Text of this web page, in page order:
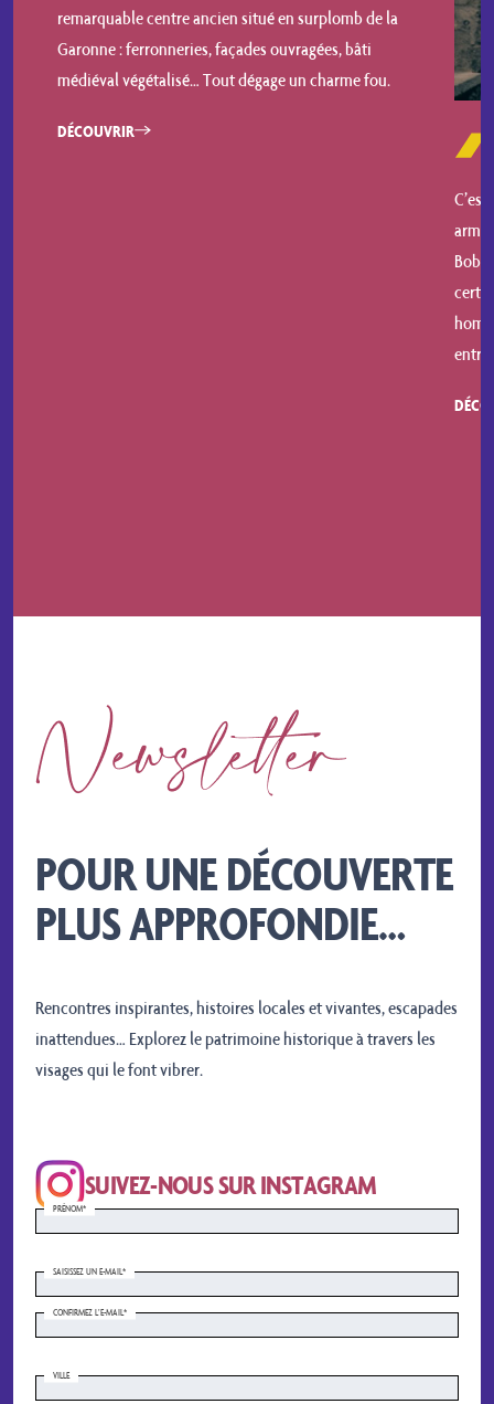
remarquable centre ancien situé en surplomb de la
Garonne : ferronneries, façades ouvragées, bâti
médiéval végétalisé… Tout dégage un charme fou.
DÉCOUVRIR
entre
POUR UNE DÉCOUVERTE
PLUS APPROFONDIE…
Rencontres inspirantes, histoires locales et vivantes, escapades
inattendues… Explorez le patrimoine historique à travers les
visages qui le font vibrer.
SUIVEZ-NOUS SUR INSTAGRAM
PRÉNOM(NÉCESSAIRE)
PRÉNOM*
SAISISSEZ
SAISISSEZ UN E-MAIL*
CONFIRMEZ L’E-MAIL*
ADRESSE
VILLE